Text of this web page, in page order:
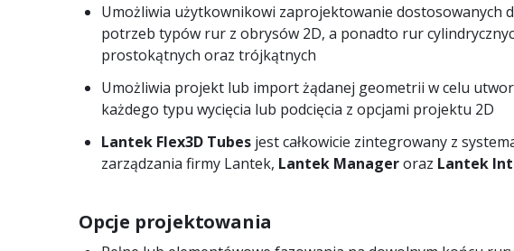
Umożliwia użytkownikowi zaprojektowanie dostosowanych
potrzeb typów rur z obrysów 2D, a ponadto rur
prostokątnych oraz trójkątnych
Umożliwia projekt lub import żądanej geometrii w celu
każdego typu wycięcia lub podcięcia z opcjami projektu 2D
Lantek Flex3D Tubes jest całkowicie zintegrowany z
zarządzania firmy Lantek, Lantek Manageroraz Lantek
Opcje projektowania